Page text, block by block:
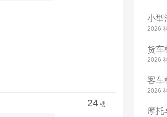
24 楼
小型
2026
货车
2026
客车
2026
摩托